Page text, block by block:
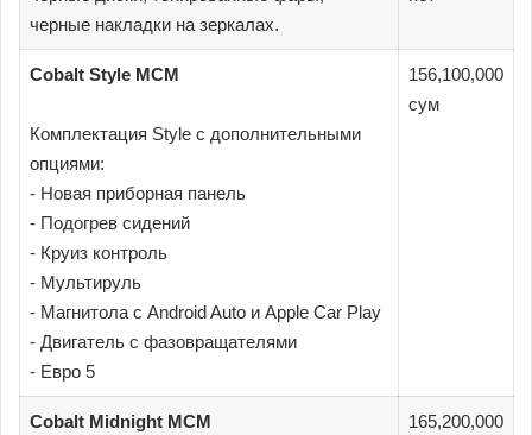
черные накладки на зеркалах.
Cobalt Style MCM
Комплектация Style c дополнительными
опциями:
- Новая приборная панель
- Подогрев сидений
- Круиз контроль
- Мультируль
- Магнитола с Android Auto и Apple Car Play
- Двигатель с фазовращателями
- Евро 5
156,100,000
сум
Cobalt Midnight MCM
165,200,000